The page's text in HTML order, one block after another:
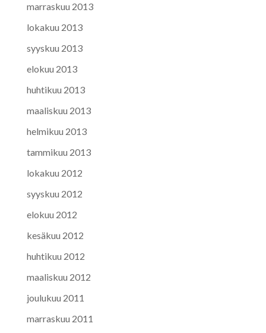
marraskuu 2013
lokakuu 2013
syyskuu 2013
elokuu 2013
huhtikuu 2013
maaliskuu 2013
helmikuu 2013
tammikuu 2013
lokakuu 2012
syyskuu 2012
elokuu 2012
kesäkuu 2012
huhtikuu 2012
maaliskuu 2012
joulukuu 2011
marraskuu 2011